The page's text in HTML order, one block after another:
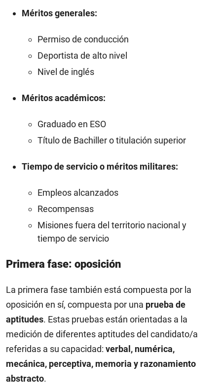
Méritos generales:
Permiso de conducción
Deportista de alto nivel
Nivel de inglés
Méritos académicos:
Graduado en ESO
Título de Bachiller o titulación superior
Tiempo de servicio o méritos militares:
Empleos alcanzados
Recompensas
Misiones fuera del territorio nacional y
tiempo de servicio
Primera fase: oposición
La primera fase también está compuesta por la
oposición en sí, compuesta por una prueba de
aptitudes. Estas pruebas están orientadas a la
medición de diferentes aptitudes del candidato/a
referidas a su capacidad: verbal, numérica,
mecánica, perceptiva, memoria y razonamiento
abstracto.